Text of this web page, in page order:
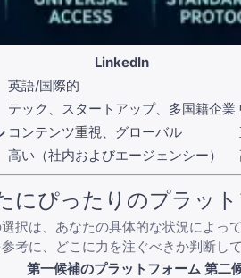
LinkedIn
英語/国際的
テック、スタートアップ、多国籍企業
コンテンツ重視、グローバル
高い（社内およびエージェンシー）
にぴったりのプラッ
択は、あなたの具体的な状況によ
考に、どこに力を注ぐべきか判断し
第一候補のプラットフォーム 第二